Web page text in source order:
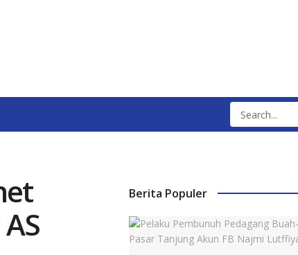
Berita Populer